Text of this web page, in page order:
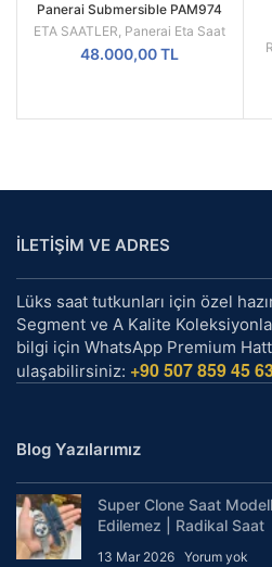
Panerai Submersible PAM974
Rose Gold-Tone Black Dial VS
Factory 42mm
ETA SAATLER, Panerai Eta Saat
48.000,00TL
İLETİŞİM VE ADRES
Lüks saat tutkunları için özel
Segment ve A Kalite
bilgi için WhatsApp Premium
ulaşabilirsiniz: +90 507 859 45
Blog Yazılarımız
Super Clone Saat
Edilemez | Radikal Saat
13 Mar 2026 Yorum yok